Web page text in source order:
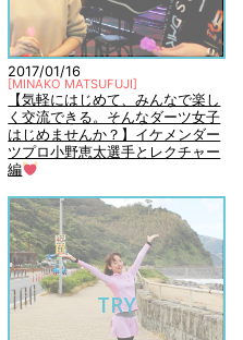
2017/01/16
[MINAKO MATSUFUJI]
【気軽にはじめて、みんなで楽し
く交流できる。そんなダーツ女子
はじめませんか？】イケメンダー
ツプロ小野恵太選手とレクチャー
編
TRY